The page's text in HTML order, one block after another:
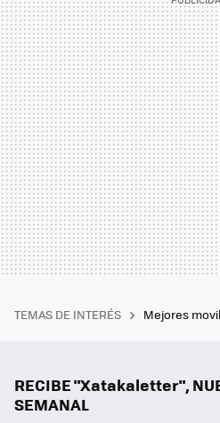
TEMAS DE INTERÉS Mejores
RECIBE "Xatakaletter",
SEMANAL